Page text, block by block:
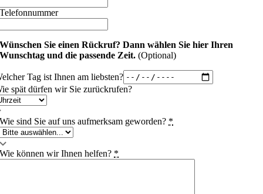
Telefonnummer
Wünschen Sie einen Rückruf? Dann wählen Sie hier Ihren
Wunschtag und die passende Zeit.(Optional)
Tag ist Ihnen am liebsten?
spät dürfen wir Sie zurückrufen?
Wie sind Sie auf uns aufmerksam geworden? *
Wie können wir Ihnen helfen? *